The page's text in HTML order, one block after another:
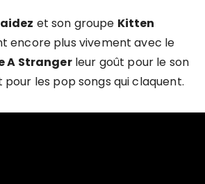
et son groupe Kitten
encore plus vivement avec le
A Strangerleur goût pour le son
pour les pop songs qui claquent.